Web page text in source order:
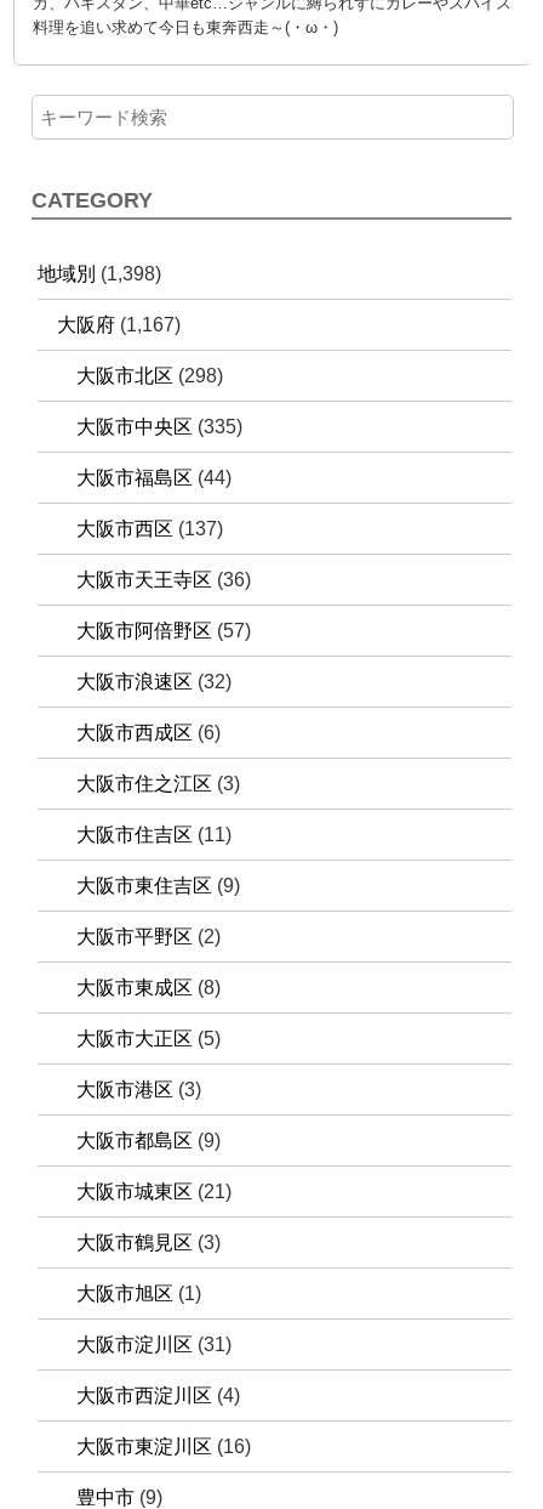
料理を追い求めて今日も東奔西走～(・ω・)
CATEGORY
地域別 (1,398)
大阪府 (1,167)
大阪市北区 (298)
大阪市中央区 (335)
大阪市福島区 (44)
大阪市西区 (137)
大阪市天王寺区 (36)
大阪市阿倍野区 (57)
大阪市浪速区 (32)
大阪市西成区 (6)
大阪市住之江区 (3)
大阪市住吉区 (11)
大阪市東住吉区 (9)
大阪市平野区 (2)
大阪市東成区 (8)
大阪市大正区 (5)
大阪市港区 (3)
大阪市都島区 (9)
大阪市城東区 (21)
大阪市鶴見区 (3)
大阪市旭区 (1)
大阪市淀川区 (31)
大阪市西淀川区 (4)
大阪市東淀川区 (16)
豊中市 (9)